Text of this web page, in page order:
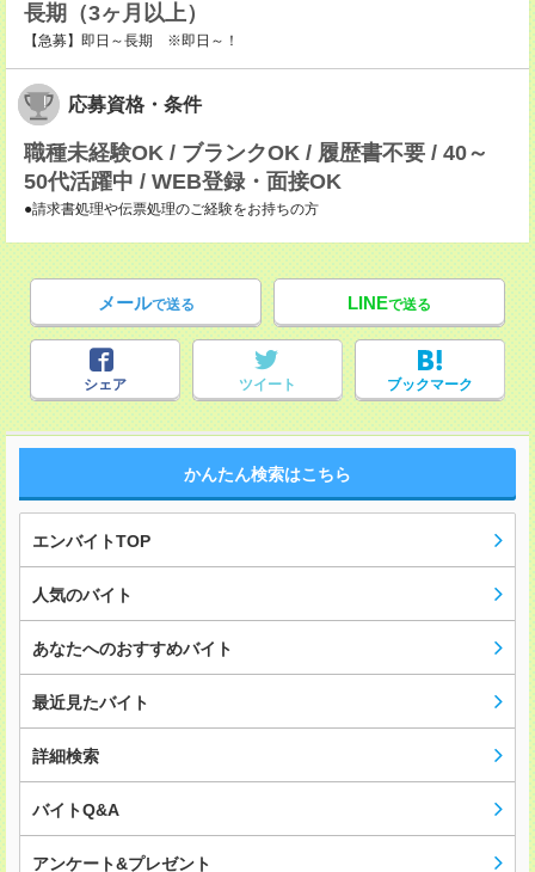
長期（3ヶ月以上）
【急募】即日～長期 ※即日～！
応募資格・条件
職種未経験OK / ブランクOK / 履歴書不要 / 40～
50代活躍中 / WEB登録・面接OK
●請求書処理や伝票処理のご経験をお持ちの方
メールで送る LINEで送る
シェア ツイート ブックマーク
かんたん検索はこちら
エンバイトTOP
人気のバイト
あなたへのおすすめバイト
最近見たバイト
詳細検索
バイトQ&A
アンケート&プレゼント